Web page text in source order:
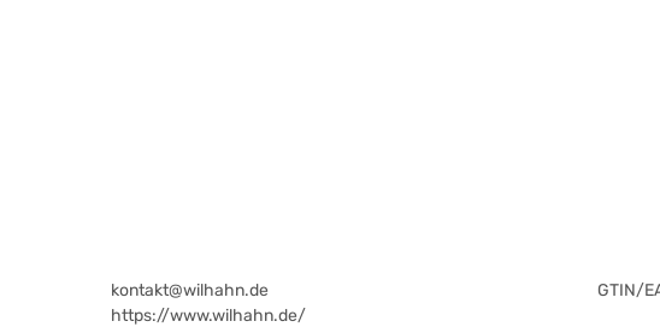
kontakt@wilhahn.de
https://www.wilhahn.de/
GTIN/